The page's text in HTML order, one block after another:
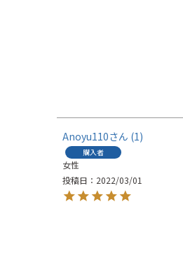
Anoyu110 1
購入者
女性
投稿日
2022/03/01